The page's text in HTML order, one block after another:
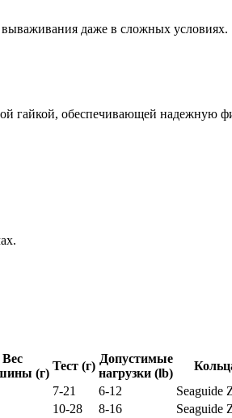
даже в сложных условиях.
гайкой, обеспечивающей надежную
Вес
(г)
Тест (г)
Допустимые
нагрузки (lb)
7-21 6-12 Seaguide
10-28 8-16 Seaguide